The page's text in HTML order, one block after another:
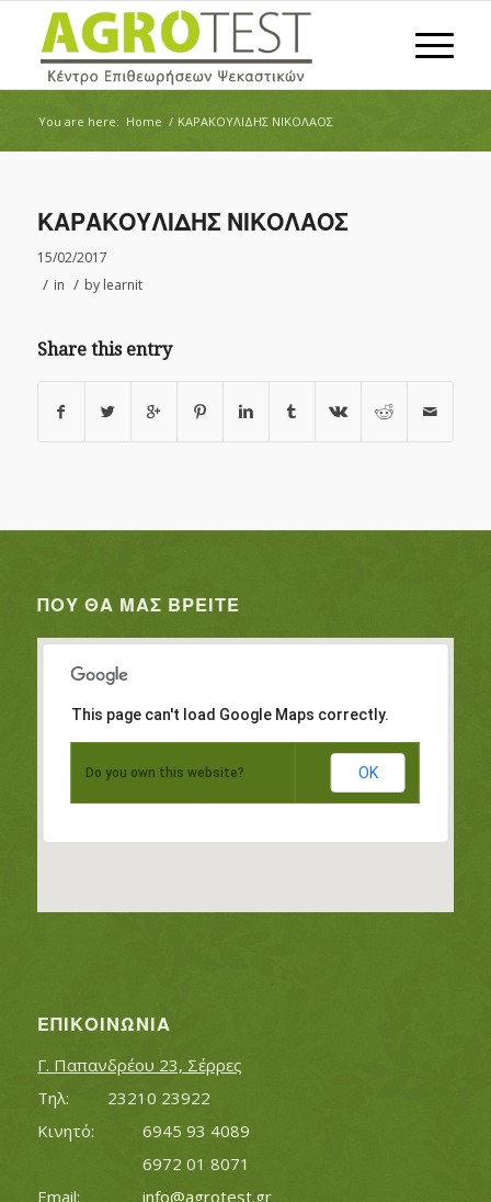
You are here: Home / ΚΑΡΑΚΟΥΛΙΔΗΣ ΝΙΚΟΛΑΟΣ
ΚΑΡΑΚΟΥΛΙΔΗΣ ΝΙΚΟΛΑΟΣ
15/02/2017
/ in / by learnit
Share this entry
ΠΟΥ ΘΑ ΜΑΣ ΒΡΕΊΤΕ
This page can't load Google Maps correctly.
Do you own this website? OK
ΕΠΙΚΟΙΝΩΝΊΑ
Γ. Παπανδρέου 23, Σέρρες
Τηλ:		23210 23922
Κινητό:		6945 93 4089
			6972 01 8071
info@agrotest.gr